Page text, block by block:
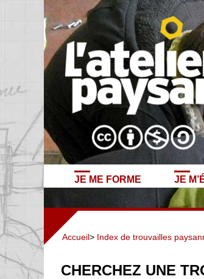
JE ME FORME JE
Accueil> Index de trouvailles
CHERCHEZ UNE